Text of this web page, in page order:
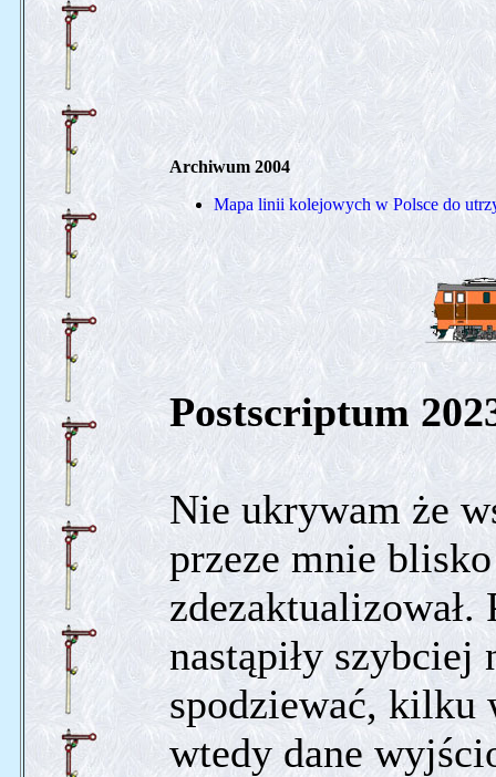
Archiwum 2004
Mapa linii kolejowych w Polsce do
Postscriptum
Nie ukrywam że
przeze mnie
nastąpiły szybciej
spodziewać, kilku
wtedy dane